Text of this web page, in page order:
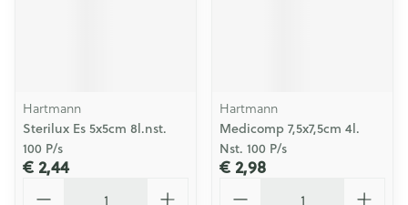
Hartmann
Sterilux Es 5x5cm 8l.nst.
100 P/s
€ 2,44
Hartmann
Medicomp 7,5x7,5cm 4l.
Nst. 100 P/s
€ 2,98